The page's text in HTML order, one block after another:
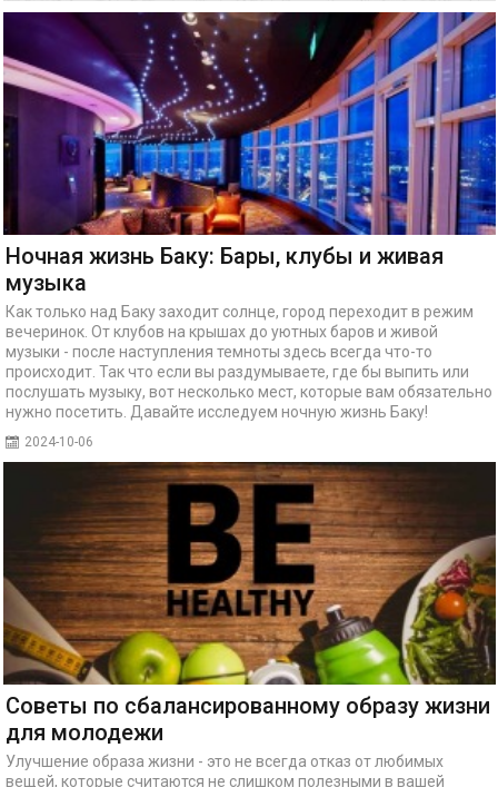
Ночная жизнь Баку: Бары, клубы и живая
музыка
Как только над Баку заходит солнце, город переходит в режим
вечеринок. От клубов на крышах до уютных баров и живой
музыки - после наступления темноты здесь всегда что-то
происходит. Так что если вы раздумываете, где бы выпить или
послушать музыку, вот несколько мест, которые вам обязательно
нужно посетить. Давайте исследуем ночную жизнь Баку!
2024-10-06
Советы по сбалансированному образу жизни
для молодежи
Улучшение образа жизни - это не всегда отказ от любимых
вещей, которые считаются не слишком полезными в вашей